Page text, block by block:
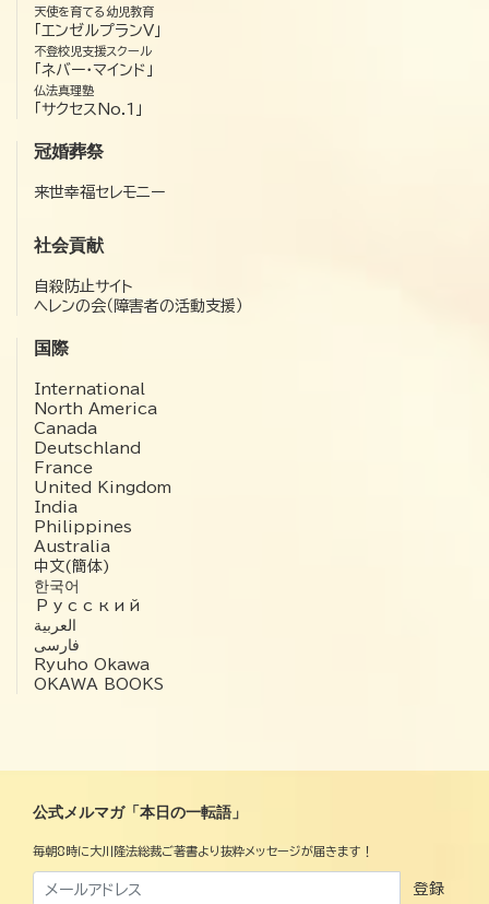
天使を育てる幼児教育
「エンゼルプランV」
不登校児支援スクール
「ネバー・マインド」
仏法真理塾
「サクセスNo.1」
冠婚葬祭
来世幸福セレモニー
社会貢献
自殺防止サイト
ヘレンの会（障害者の活動支援）
国際
International
North America
Canada
Deutschland
France
United Kingdom
India
Philippines
Australia
中文(簡体)
한국어
Русский
العربية‏
فارسی
Ryuho Okawa
OKAWA BOOKS
公式メルマガ「本日の一転語」
毎朝8時に大川隆法総裁ご著書より抜粋メッセージが届きます！
登録